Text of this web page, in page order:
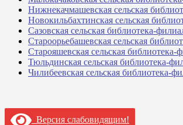
Нижнекачмашевская сельская
Новокильбахтинская сельская
Сазовская сельская библиотека-
Староорьебашевская сельская
Старояшевская сельская
Тюльдинская сельская библиотека-
Чилибеевская сельская библиотека-
Версия слабовидящим!